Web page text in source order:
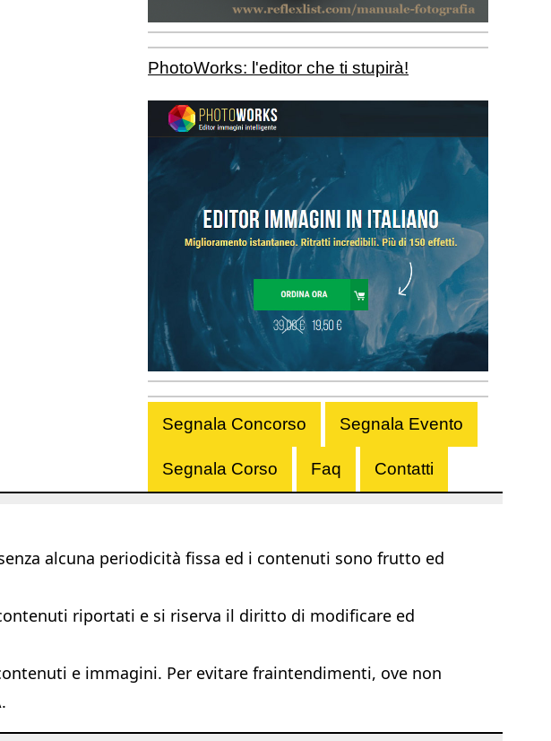
PhotoWorks: l'editor che ti stupirà!
Segnala Concorso Segnala Evento
Segnala Corso Faq Contatti
alcuna periodicità fissa ed i contenuti sono frutto ed
riportati e si riserva il diritto di modificare ed
e immagini. Per evitare fraintendimenti, ove non